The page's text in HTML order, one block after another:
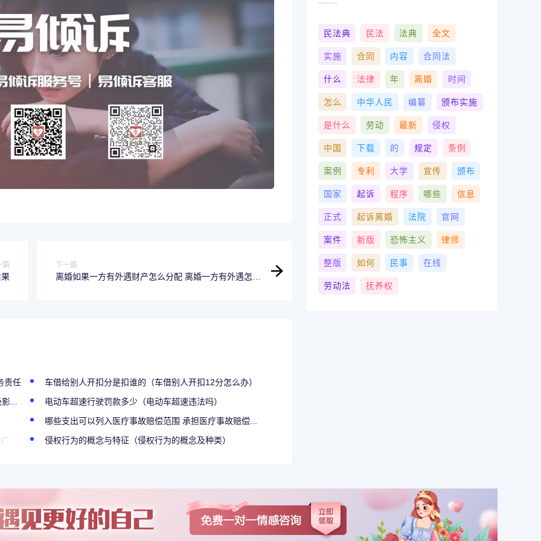
篇 下一篇
离婚如果一方有外遇财产怎么分配 离婚一方有外遇怎么
责任
车借给别人开扣分是扣谁的（车借别人开扣12分怎么办）
...
电动车超速行驶罚款多少（电动车超速违法吗）
哪些支出可以列入医疗事故赔偿范围 承担医疗事故赔偿...
侵权行为的概念与特征（侵权行为的概念及种类）
民法典 民法 法典 全文
实施 合同 内容 合同法
什么 法律 年 离婚 时间
怎么 中华人民 编纂 颁布实施
是什么 劳动 最新 侵权
中国 下载 的 规定 条例
案例 专利 大学 宣传 颁布
国家 起诉 程序 哪些 信息
正式 起诉离婚 法院 官网
案件 新版 恐怖主义 律师
整版 如何 民事 在线
劳动法 抚养权